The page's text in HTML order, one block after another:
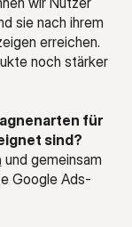
sie nach ihrem
erreichen.
noch stärker
für
sind?
und gemeinsam
Google Ads-